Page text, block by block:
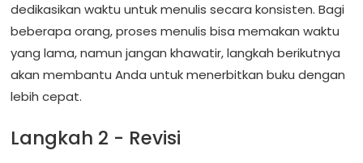
dedikasikan waktu untuk menulis secara konsisten. Bagi
beberapa orang, proses menulis bisa memakan waktu
yang lama, namun jangan khawatir, langkah berikutnya
akan membantu Anda untuk menerbitkan buku dengan
lebih cepat.
Langkah 2 - Revisi